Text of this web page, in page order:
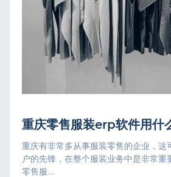
重庆零售服装erp软件用什
重庆有非常多从事服装零售的企业，这
户的先锋，在整个服装业务中是非常重
零售服...